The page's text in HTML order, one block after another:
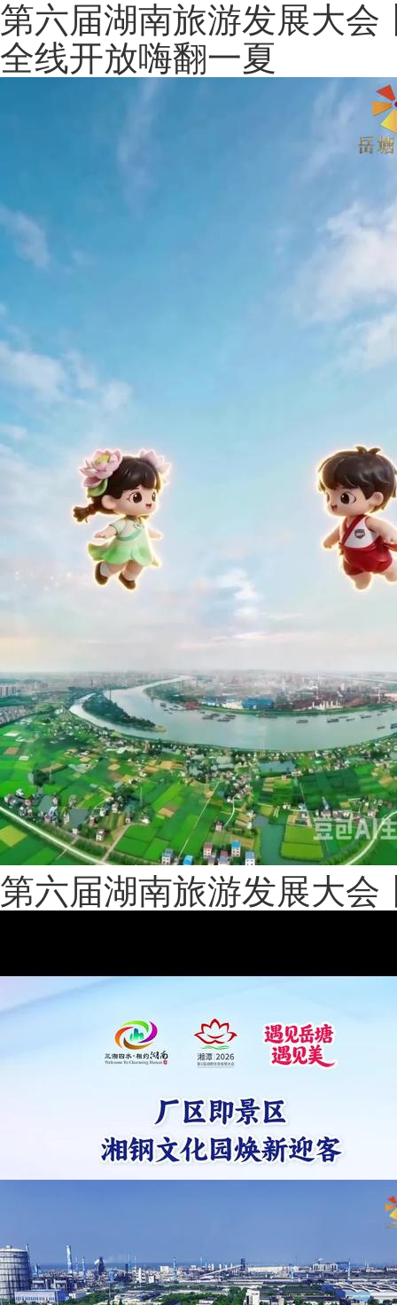
第六届湖南旅游发展大会
全线开放嗨翻一夏
第六届湖南旅游发展大会